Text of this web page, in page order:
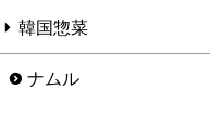
韓国惣菜
ナムル